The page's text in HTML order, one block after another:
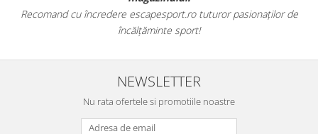
Recomand cu încredere escapesport.ro tuturor pasionaților de
încălțăminte sport!
NEWSLETTER
Nu rata ofertele si promotiile noastre